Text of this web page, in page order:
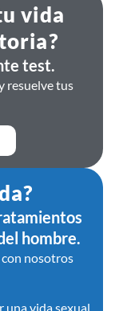
vida
test.
resuelve tus
hombre.
nosotros
una vida sexual